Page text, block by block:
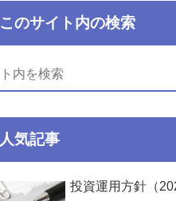
このサイト内の検索
人気記事
投資運用方針（